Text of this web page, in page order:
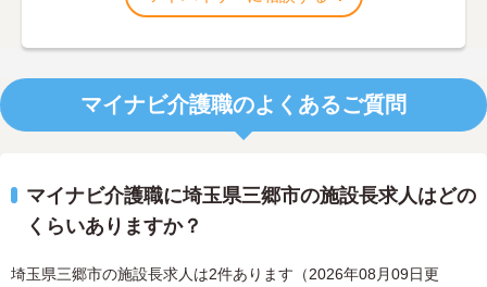
マイナビ介護職のよくあるご質問
マイナビ介護職に埼玉県三郷市の施設長求人はどの
くらいありますか？
埼玉県三郷市の施設長求人は2件あります（2026年08月09日更